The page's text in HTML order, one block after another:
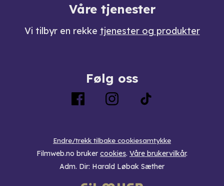
Våre tjenester
Vi tilbyr en rekke tjenester og produkter
Følg oss
Endre/trekk tilbake cookiesamtykke
Filmweb.no bruker cookies. Våre brukervilkår.
Adm. Dir: Harald Løbak Sæther